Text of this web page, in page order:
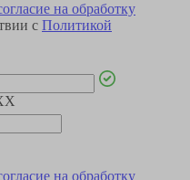
на обработку
с Политикой
на обработку